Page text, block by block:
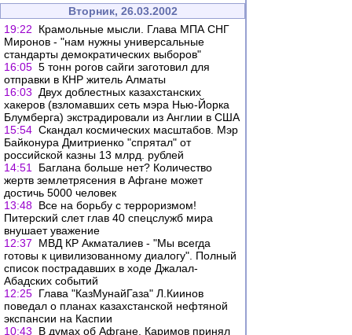
Вторник, 26.03.2002
19:22
Крамольные мысли. Глава МПА СНГ
Миронов - "нам нужны универсальные
стандарты демократических выборов"
16:05 5 тонн рогов сайги заготовил для
отправки в КНР житель Алматы
16:03
Двух доблестных казахстанских
хакеров (взломавших сеть мэра Нью-Йорка
Блумберга) экстрадировали из Англии в США
15:54 Скандал космических масштабов. Мэр
Байконура Дмитриенко "спрятал" от
российской казны 13 млрд. рублей
14:51
Баглана больше нет? Количество
жертв землетрясения в Афгане может
достичь 5000 человек
13:48 Все на борьбу с терроризмом!
Питерский слет глав 40 спецслужб мира
внушает уважение
12:37
МВД КР Акматалиев - "Мы всегда
готовы к цивилизованному диалогу". Полный
список пострадавших в ходе Джалал-
Абадских событий
12:25 Глава "КазМунайГаза" Л.Киинов
поведал о планах казахстанской нефтяной
экспансии на Каспии
10:43
В думах об Афгане. Каримов принял